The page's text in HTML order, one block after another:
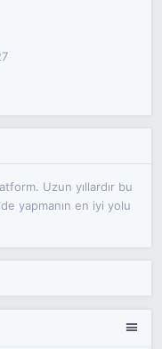
Uzun yıllardır bu
yapmanın en iyi yolu